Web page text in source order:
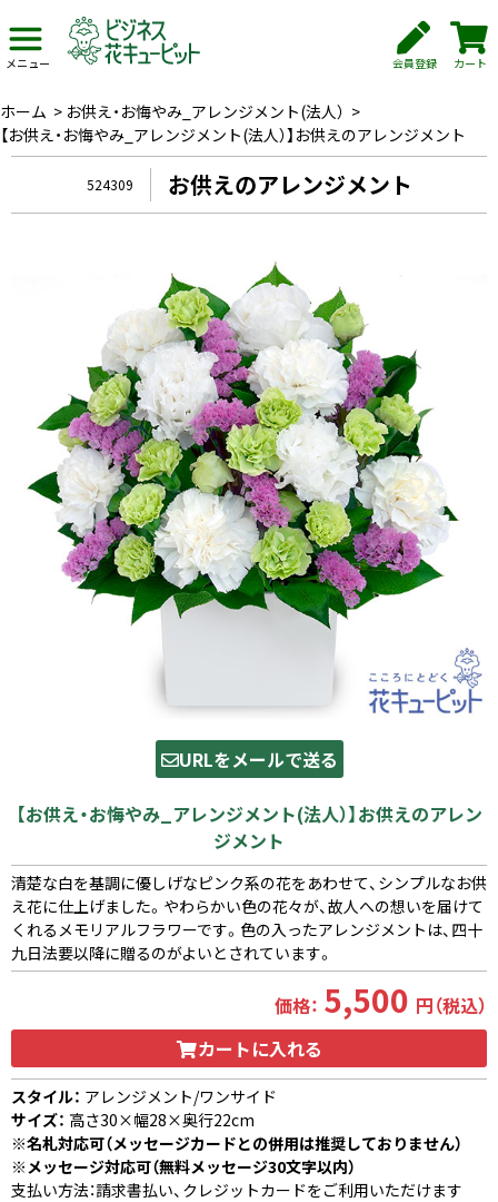
メニュー 会員登録 カート
ホーム > お供え・お悔やみ_アレンジメント(法人） >
【お供え・お悔やみ_アレンジメント(法人）】お供えのアレンジメント
524309 お供えのアレンジメント
URLをメールで送る
【お供え・お悔やみ_アレンジメント(法人）】お供えのアレン
ジメント
清楚な白を基調に優しげなピンク系の花をあわせて、シンプルなお供
え花に仕上げました。やわらかい色の花々が、故人への想いを届けて
くれるメモリアルフラワーです。色の入ったアレンジメントは、四十
九日法要以降に贈るのがよいとされています。
価格： 5,500 円（税込）
カートに入れる
スタイル： アレンジメント/ワンサイド
サイズ： 高さ30×幅28×奥行22cm
※名札対応可（メッセージカードとの併用は推奨しておりません）
※メッセージ対応可（無料メッセージ30文字以内）
支払い方法：請求書払い、クレジットカードをご利用いただけます